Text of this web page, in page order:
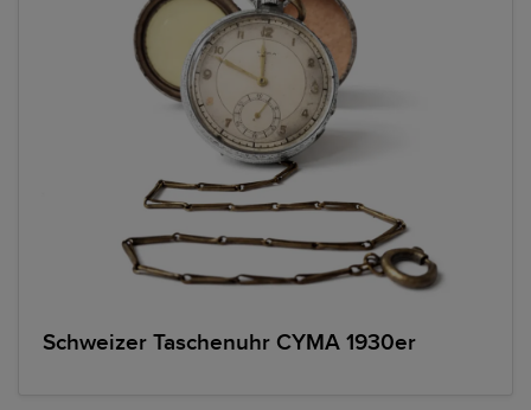
Schweizer Taschenuhr CYMA 1930er